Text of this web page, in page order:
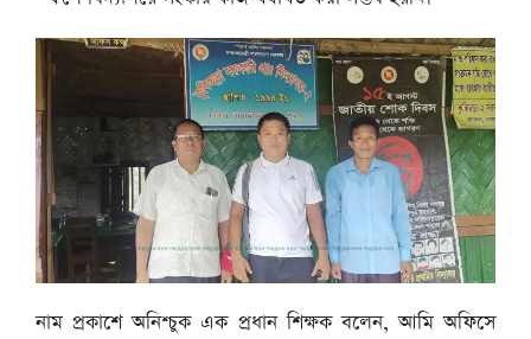
নাম প্রকাশে অনিশ্চুক এক প্রধান শিক্ষক বলেন, আমি অফিসে